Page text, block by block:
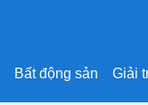
Bất động sản Giải